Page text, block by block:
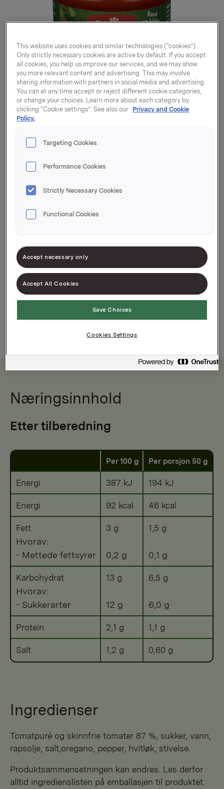
Pizzasaus Original
290g
Den orignale Idun Pizzasaus
Næringsinnhold
Etter tilberedning
Per 100 g Per porsjon 50 g
Energi 387 kJ 194 kJ
Energi 92 kcal 46 kcal
Fett
Hvorav:
- Mettede fettsyrer
3 g
0,2 g
1,5 g
0,1 g
Karbohydrat
Hvorav:
- Sukkerarter
13 g
12 g
6,5 g
6,0 g
Protein 2,1 g 1,1 g
Salt 1,2 g 0,60 g
Ingredienser
tomatpuré og skinnfrie tomater 87 %, sukker, vann,
rapsolje, salt,oregano, pepper, hvitløk, stivelse.
Produktsammensetningen kan endres. Les derfor
alltid ingredienslisten på emballasjen til produktet.
This website uses cookies and similar technologies (“cookies”).
Only strictly necessary cookies are active by default. If you accept
all cookies, you help us improve our services, and we may show
you more relevant content and advertising. This may involve
sharing information with partners in social media and advertising.
You can at any time accept or reject different cookie categories,
or change your choices. Learn more about each category by
clicking “Cookie settings”. See also our Privacy and Cookie
Policy.
Targeting Cookies
Performance Cookies
Strictly Necessary Cookies
Functional Cookies
Accept necessary only
Accept All Cookies
Save Choices
Cookies Settings